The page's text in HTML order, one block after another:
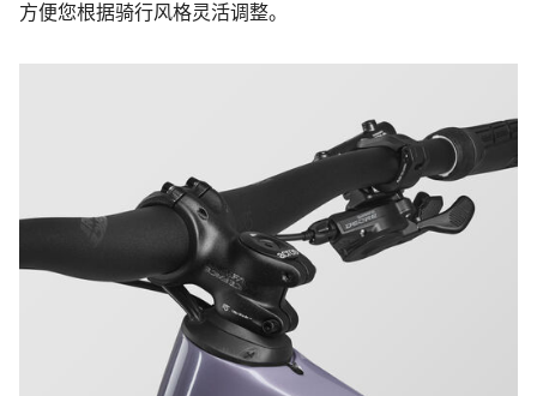
方便您根据骑行风格灵活调整。